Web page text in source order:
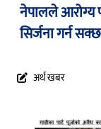
नेपालले आरोग्य
सिर्जना गर्न
अर्थ खबर